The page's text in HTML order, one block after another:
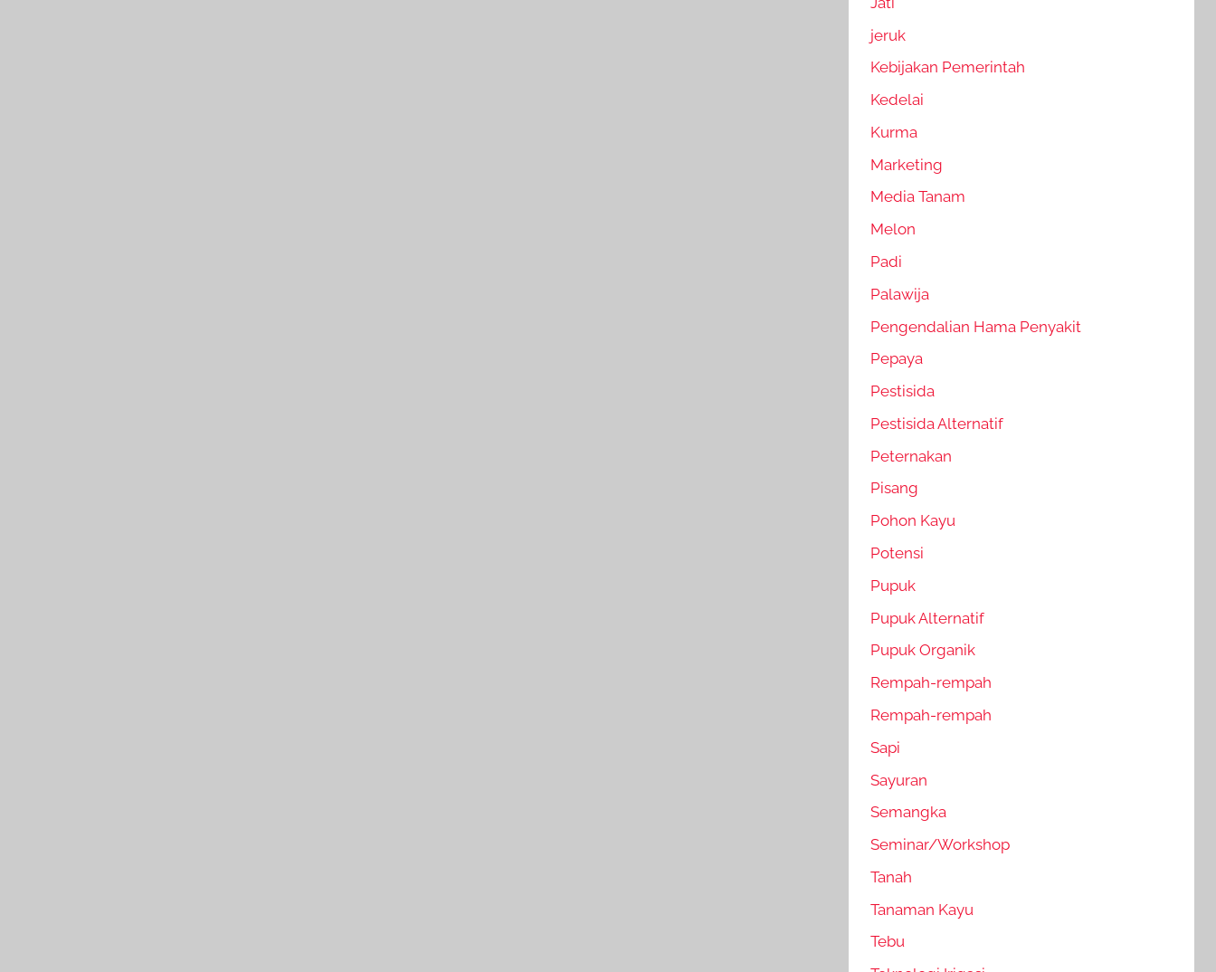
jeruk
Kebijakan Pemerintah
Kedelai
Kurma
Marketing
Media Tanam
Melon
Padi
Palawija
Pengendalian Hama Penyakit
Pepaya
Pestisida
Pestisida Alternatif
Peternakan
Pisang
Pohon Kayu
Potensi
Pupuk
Pupuk Alternatif
Pupuk Organik
Rempah-rempah
Rempah-rempah
Sapi
Sayuran
Semangka
Seminar/Workshop
Tanah
Tanaman Kayu
Tebu